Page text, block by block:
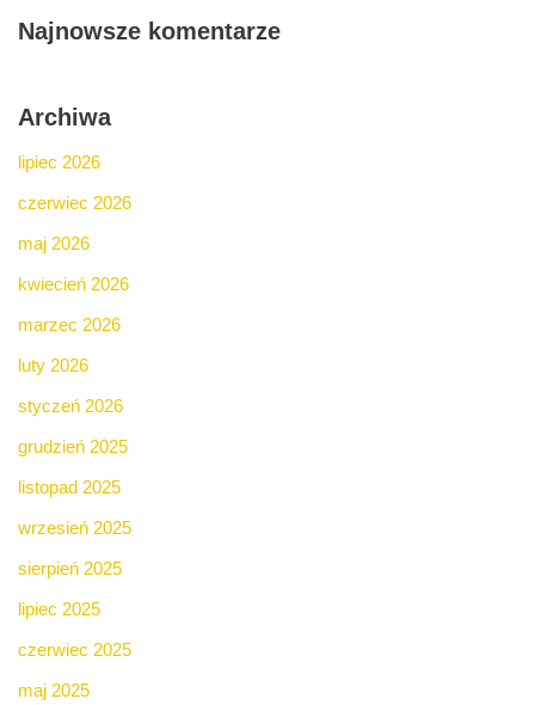
Najnowsze komentarze
Archiwa
lipiec 2026
czerwiec 2026
maj 2026
kwiecień 2026
marzec 2026
luty 2026
styczeń 2026
grudzień 2025
listopad 2025
wrzesień 2025
sierpień 2025
lipiec 2025
czerwiec 2025
maj 2025